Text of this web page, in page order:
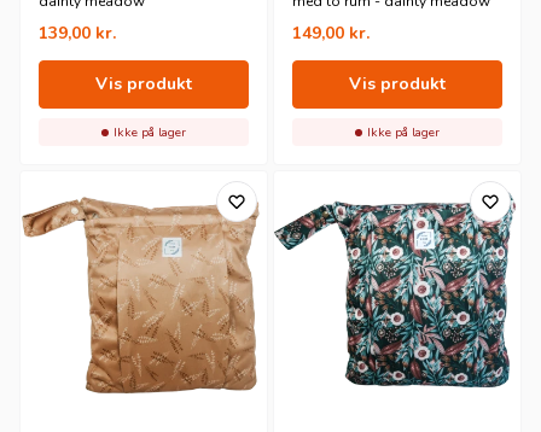
små wetbags,mellem wetbags ogstore wetbags.
139,00 kr.
Vis produkt
Ikke på lager
149,00 kr.
Vis produkt
Ikke på lager